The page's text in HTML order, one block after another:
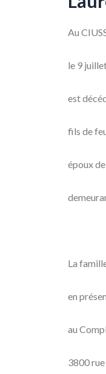
Au
le 9
est
fils de
époux
La
en
au
3800